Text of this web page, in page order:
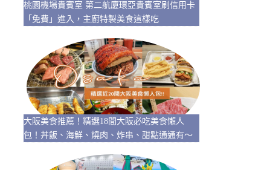
桃園機場貴賓室 第二航廈環亞貴賓室刷信用卡
「免費」進入，主廚特製美食這樣吃
大阪美食推薦！精選18間大阪必吃美食懶人
包！丼飯、海鮮、燒肉、炸串、甜點通通有～